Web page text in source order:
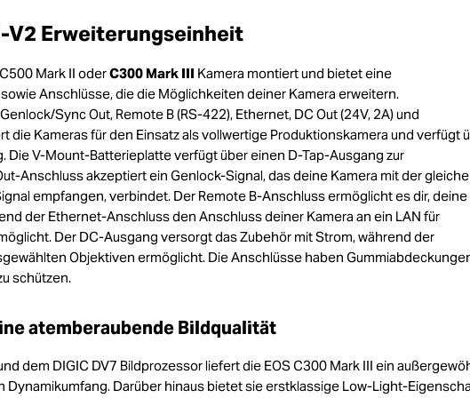
V2 Erweiterungseinheit
Mark II oderC300 Mark III Kamera montiert und bietet eine
Anschlüsse, die die Möglichkeiten deiner Kamera erweitern.
Sync Out, Remote B (RS-422), Ethernet, DC Out (24V, 2A) und
Kameras für den Einsatz als vollwertige Produktionskamera und verfügt
V-Mount-Batterieplatte verfügt über einen D-Tap-Ausgang zur
Anschluss akzeptiert ein Genlock-Signal, das deine Kamera mit der
empfangen, verbindet. Der Remote B-Anschluss ermöglicht es dir, deine
der Ethernet-Anschluss den Anschluss deiner Kamera an ein LAN für
Der DC-Ausgang versorgt das Zubehör mit Strom, während der
Objektiven ermöglicht. Die Anschlüsse haben
schützen.
atemberaubende Bildqualität
dem DIGIC DV7 Bildprozessor liefert die EOS C300 Mark III ein
Darüber hinaus bietet sie erstklassige Low-Light-